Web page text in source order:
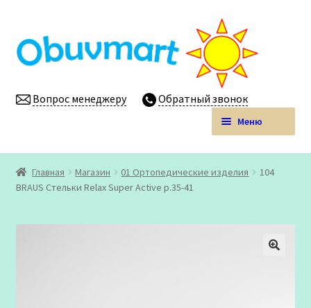
к
навигации
к
содержимому
Вопрос менеджеру Обратный звонок
Меню
Obuvmart.pro | Детская обувь мелким оптом
Магазин
меню
Личный кабинет
Главная Магазин 01 Ортопедические изделия
104
BRAUS Стельки Relax Super Active р.35-41